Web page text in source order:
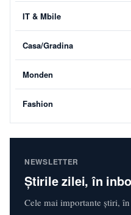
IT & Mbile
Casa/Gradina
Monden
Fashion
NEWSLETTER
Știrile zilei, în
Cele mai importante știri,